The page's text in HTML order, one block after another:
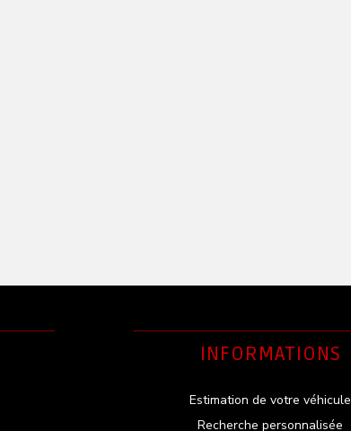
INFORMATIONS
Estimation de votre véhicule
Recherche personnalisée